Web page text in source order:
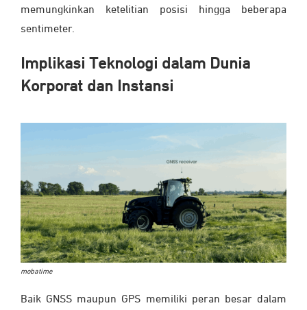
memungkinkan ketelitian posisi hingga beberapa
sentimeter.
Implikasi Teknologi dalam Dunia
Korporat dan Instansi
mobatime
Baik GNSS maupun GPS memiliki peran besar dalam